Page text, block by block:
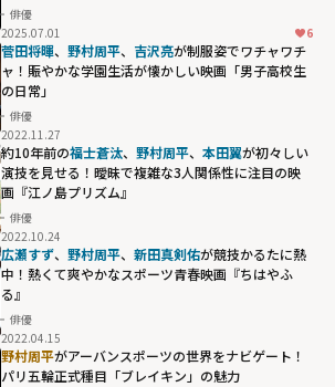
俳優
2025.07.01
6
菅田将暉、 野村周平、 吉沢亮が制服姿でワチャワチ
ャ！賑やかな学園生活が懐かしい映画「男子高校生
の日常」
俳優
2022.11.27
約10年前の福士蒼汰、 野村周平、 本田翼が初々しい
演技を見せる！曖昧で複雑な3人関係性に注目の映
画『江ノ島プリズム』
俳優
2022.10.24
広瀬すず、 野村周平、 新田真剣佑が競技かるたに熱
中！熱くて爽やかなスポーツ青春映画『ちはやふ
る』
俳優
2022.04.15
野村周平がアーバンスポーツの世界をナビゲート！
パリ五輪正式種目「ブレイキン」の魅力